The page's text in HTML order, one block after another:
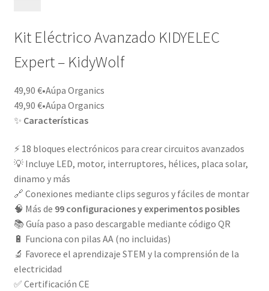
Kit Eléctrico Avanzado KIDYELEC
Expert – KidyWolf
49,90 €•Aúpa Organics
49,90 €•Aúpa Organics
✨ Características
⚡ 18 bloques electrónicos para crear circuitos avanzados
💡 Incluye LED, motor, interruptores, hélices, placa solar,
dinamo y más
🔗 Conexiones mediante clips seguros y fáciles de montar
🧠 Más de 99 configuraciones y experimentos posibles
📚 Guía paso a paso descargable mediante código QR
🔋 Funciona con pilas AA (no incluidas)
🔬 Favorece el aprendizaje STEM y la comprensión de la
electricidad
✅ Certificación CE